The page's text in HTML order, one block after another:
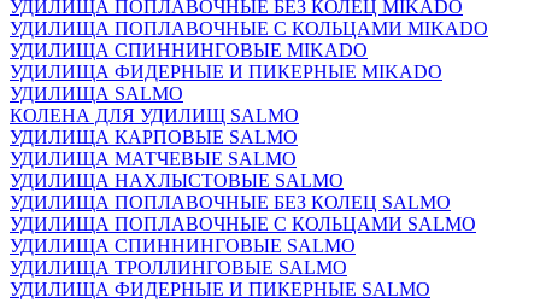
УДИЛИЩА ПОПЛАВОЧНЫЕ БЕЗ КОЛЕЦ MIKADO
УДИЛИЩА ПОПЛАВОЧНЫЕ С КОЛЬЦАМИ MIKADO
УДИЛИЩА СПИННИНГОВЫЕ MIKADO
УДИЛИЩА ФИДЕРНЫЕ И ПИКЕРНЫЕ MIKADO
УДИЛИЩА SALMO
КОЛЕНА ДЛЯ УДИЛИЩ SALMO
УДИЛИЩА КАРПОВЫЕ SALMO
УДИЛИЩА МАТЧЕВЫЕ SALMO
УДИЛИЩА НАХЛЫСТОВЫЕ SALMO
УДИЛИЩА ПОПЛАВОЧНЫЕ БЕЗ КОЛЕЦ SALMO
УДИЛИЩА ПОПЛАВОЧНЫЕ С КОЛЬЦАМИ SALMO
УДИЛИЩА СПИННИНГОВЫЕ SALMO
УДИЛИЩА ТРОЛЛИНГОВЫЕ SALMO
УДИЛИЩА ФИДЕРНЫЕ И ПИКЕРНЫЕ SALMO